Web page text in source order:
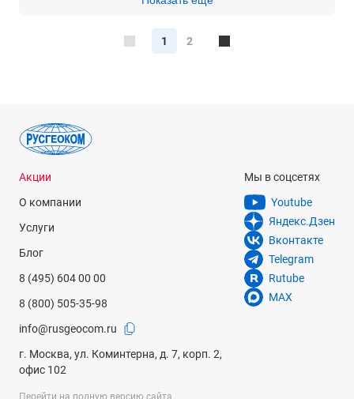
1 2
Акции
О компании
Услуги
Блог
8 (495) 604 00 00
8 (800) 505-35-98
info@rusgeocom.ru
г. Москва, ул. Коминтерна, д. 7, корп. 2,
офис 102
Мы в соцсетях
Youtube
Яндекс.Дзен
Вконтакте
Telegram
Rutube
MAX
Перейти на полную версию сайта